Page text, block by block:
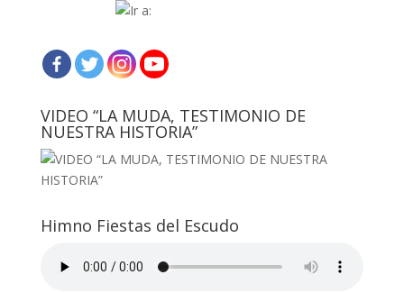
VIDEO “LA MUDA, TESTIMONIO DE
NUESTRA HISTORIA”
Himno Fiestas del Escudo